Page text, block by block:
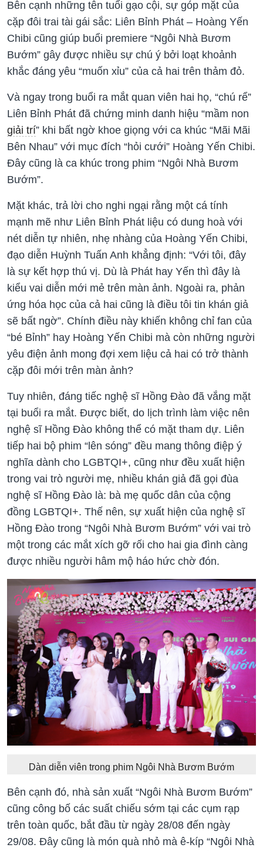
Bên cạnh những tên tuổi gạo cội, sự góp mặt của
cặp đôi trai tài gái sắc: Liên Bỉnh Phát – Hoàng Yến
Chibi cũng giúp buổi premiere “Ngôi Nhà Bươm
Bướm” gây được nhiều sự chú ý bởi loạt khoảnh
khắc đáng yêu “muốn xỉu” của cả hai trên thảm đỏ.
Và ngay trong buổi ra mắt quan viên hai họ, “chú rể”
Liên Bỉnh Phát đã chứng minh danh hiệu “mầm non
giải trí” khi bất ngờ khoe giọng với ca khúc “Mãi Mãi
Bên Nhau” với mục đích “hỏi cưới” Hoàng Yến Chibi.
Đây cũng là ca khúc trong phim “Ngôi Nhà Bươm
Bướm”.
Mặt khác, trả lời cho nghi ngại rằng một cá tính
mạnh mẽ như Liên Bỉnh Phát liệu có dung hoà với
nét diễn tự nhiên, nhẹ nhàng của Hoàng Yến Chibi,
đạo diễn Huỳnh Tuấn Anh khẳng định: “Với tôi, đây
là sự kết hợp thú vị. Dù là Phát hay Yến thì đây là
kiểu vai diễn mới mẻ trên màn ảnh. Ngoài ra, phản
ứng hóa học của cả hai cũng là điều tôi tin khán giả
sẽ bất ngờ”. Chính điều này khiến không chỉ fan của
“bé Bỉnh” hay Hoàng Yến Chibi mà còn những người
yêu điện ảnh mong đợi xem liệu cả hai có trở thành
cặp đôi mới trên màn ảnh?
Tuy nhiên, đáng tiếc nghệ sĩ Hồng Đào đã vắng mặt
tại buổi ra mắt. Được biết, do lịch trình làm việc nên
nghệ sĩ Hồng Đào không thể có mặt tham dự. Liên
tiếp hai bộ phim “lên sóng” đều mang thông điệp ý
nghĩa dành cho LGBTQI+, cũng như đều xuất hiện
trong vai trò người mẹ, nhiều khán giả đã gọi đùa
nghệ sĩ Hồng Đào là: bà mẹ quốc dân của cộng
đồng LGBTQI+. Thế nên, sự xuất hiện của nghệ sĩ
Hồng Đào trong “Ngôi Nhà Bươm Bướm” với vai trò
một trong các mắt xích gỡ rối cho hai gia đình càng
được nhiều người hâm mộ háo hức chờ đón.
Dàn diễn viên trong phim Ngôi Nhà Bươm Bướm
Bên cạnh đó, nhà sản xuất “Ngôi Nhà Bươm Bướm”
cũng công bố các suất chiếu sớm tại các cụm rạp
trên toàn quốc, bắt đầu từ ngày 28/08 đến ngày
29/08. Đây cũng là món quà nhỏ mà ê-kíp “Ngôi Nhà